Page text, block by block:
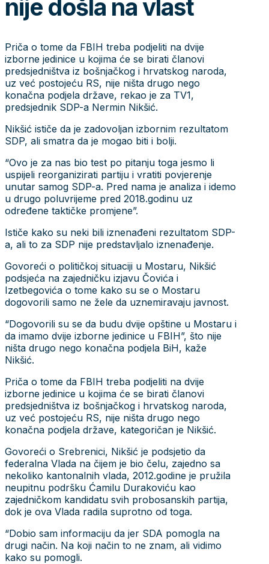
nije došla na vlast
Priča o tome da FBIH treba podjeliti na dvije
izborne jedinice u kojima će se birati članovi
predsjedništva iz bošnjačkog i hrvatskog naroda,
uz već postojeću RS, nije ništa drugo nego
konačna podjela države, rekao je za TV1,
predsjednik SDP-a Nermin Nikšić.
Nikšić ističe da je zadovoljan izbornim rezultatom
SDP, ali smatra da je mogao biti i bolji.
“Ovo je za nas bio test po pitanju toga jesmo li
uspijeli reorganizirati partiju i vratiti povjerenje
unutar samog SDP-a. Pred nama je analiza i idemo
u drugo poluvrijeme pred 2018.godinu uz
određene taktičke promjene”.
Ističe kako su neki bili iznenađeni rezultatom SDP-
a, ali to za SDP nije predstavljalo iznenađenje.
Govoreći o političkoj situaciji u Mostaru, Nikšić
podsjeća na zajedničku izjavu Čovića i
Izetbegovića o tome kako su se o Mostaru
dogovorili samo ne žele da uznemiravaju javnost.
“Dogovorili su se da budu dvije opštine u Mostaru i
da imamo dvije izborne jedinice u FBIH”, što nije
ništa drugo nego konačna podjela BiH, kaže
Nikšić.
Priča o tome da FBIH treba podjeliti na dvije
izborne jedinice u kojima će se birati članovi
predsjedništva iz bošnjačkog i hrvatskog naroda,
uz već postojeću RS, nije ništa drugo nego
konačna podjela države, kategoričan je Nikšić.
Govoreći o Srebrenici, Nikšić je podsjetio da
federalna Vlada na čijem je bio čelu, zajedno sa
nekoliko kantonalnih vlada, 2012.godine je pružila
neupitnu podršku Ćamilu Durakoviću kao
zajedničkom kandidatu svih probosanskih partija,
dok je ova Vlada radila suprotno od toga.
“Dobio sam informaciju da jer SDA pomogla na
drugi način. Na koji način to ne znam, ali vidimo
kako su pomogli.